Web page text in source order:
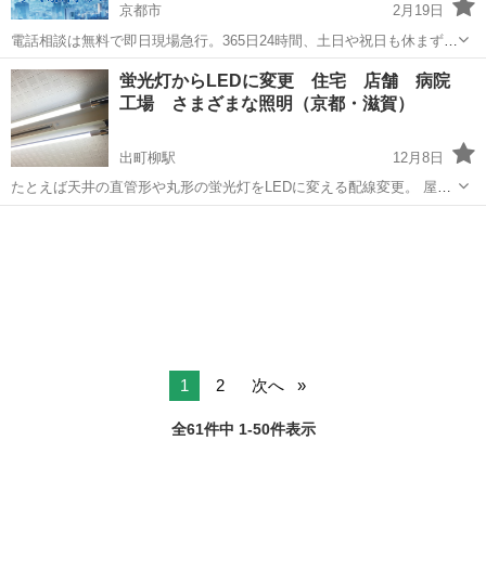
京都市
2月19日
電話相談は無料で即日現場急行。365日24時間、土日や祝日も休まず営
業。急な電気トラブルでお困りでしたら、ぜひ「電気の110番救急車」
にお電話ください。 エアコン、漏電、家庭用アンテナ、照明、コンセ
ント、各種スイッチ、...
京都 京都市 電気工事
蛍光灯からLEDに変更 住宅 店舗 病院
工場 さまざまな照明（京都・滋賀）
出町柳駅
12月8日
たとえば天井の直管形や丸形の蛍光灯をLEDに変える配線変更。 屋外
のハロゲン電やシリカ電もLEDに変更。看板の照明も360°発光のLED
1 2 次へ
全61件中 1-50件表示